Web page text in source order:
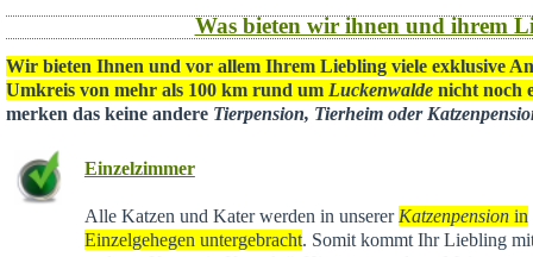
Was bieten wir ihnen und ihrem
Wir bieten Ihnen und vor allem Ihrem Liebling viele exklusive
Umkreis von mehr als 100 km rund um Luckenwalde nicht noch
merken das keine andere Tierpension, Tierheim oder
Einzelzimmer
Alle Katzen und Kater werden in unserer Katzenpensionin
Einzelgehegen untergebracht. Somit kommt Ihr Liebling